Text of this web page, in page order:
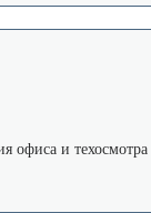
офиса и техосмотра